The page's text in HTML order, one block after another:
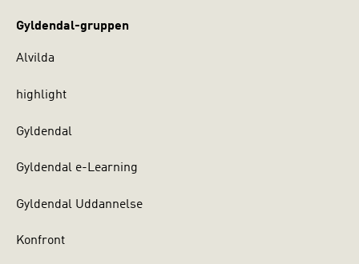
Gyldendal-gruppen
Alvilda
highlight
Gyldendal
Gyldendal e-Learning
Gyldendal Uddannelse
Konfront